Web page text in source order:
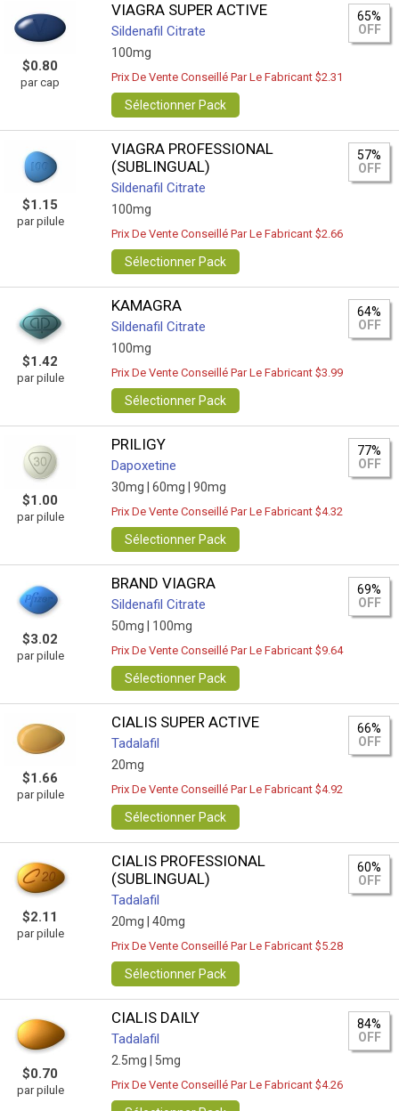
$0.80
par cap
VIAGRA SUPER ACTIVE
Sildenafil Citrate
100mg
65%
OFF
Prix De Vente Conseillé Par Le Fabricant $2.31
Sélectionner Pack
$1.15
par pilule
VIAGRA PROFESSIONAL
(SUBLINGUAL)
Sildenafil Citrate
100mg
57%
OFF
Prix De Vente Conseillé Par Le Fabricant $2.66
Sélectionner Pack
$1.42
par pilule
KAMAGRA
Sildenafil Citrate
100mg
64%
OFF
Prix De Vente Conseillé Par Le Fabricant $3.99
Sélectionner Pack
$1.00
par pilule
PRILIGY
Dapoxetine
30mg | 60mg | 90mg
77%
OFF
Prix De Vente Conseillé Par Le Fabricant $4.32
Sélectionner Pack
$3.02
par pilule
BRAND VIAGRA
Sildenafil Citrate
50mg | 100mg
69%
OFF
Prix De Vente Conseillé Par Le Fabricant $9.64
Sélectionner Pack
$1.66
par pilule
CIALIS SUPER ACTIVE
Tadalafil
20mg
66%
OFF
Prix De Vente Conseillé Par Le Fabricant $4.92
Sélectionner Pack
$2.11
par pilule
CIALIS PROFESSIONAL
(SUBLINGUAL)
Tadalafil
20mg | 40mg
60%
OFF
Prix De Vente Conseillé Par Le Fabricant $5.28
Sélectionner Pack
$0.70
par pilule
CIALIS DAILY
Tadalafil
2.5mg | 5mg
84%
OFF
Prix De Vente Conseillé Par Le Fabricant $4.26